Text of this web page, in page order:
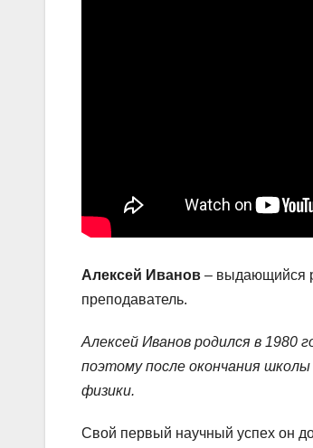
Алексей Иванов – выдающийся
преподаватель.
Алексей Иванов родился в 1980
поэтому после окончания
физики.
Свой первый научный успех он